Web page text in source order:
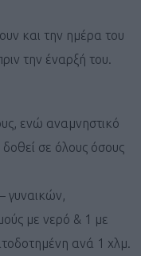
και την ημέρα του
την έναρξή του.
ενώ αναμνηστικό
σε όλους όσους
γυναικών,
με νερό & 1 με
ανά 1 χλμ.